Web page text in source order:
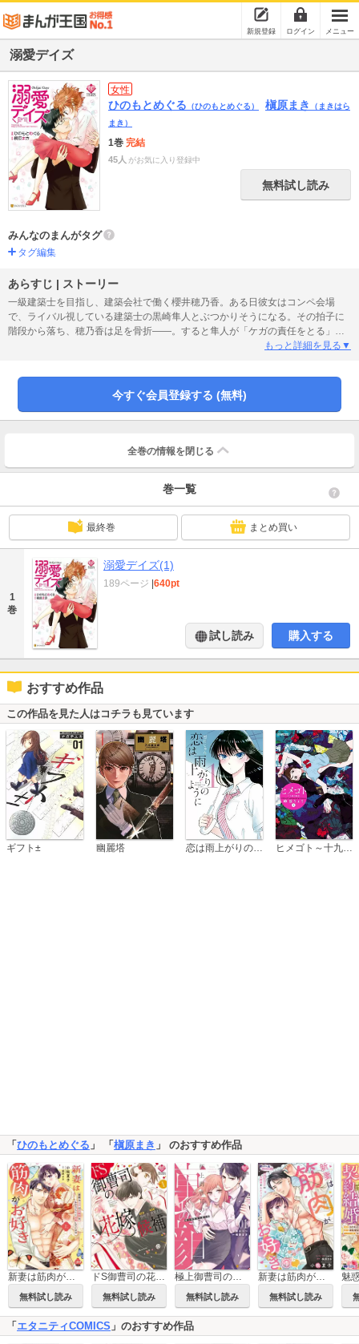
新規登録 ログイン メニュー
溺愛デイズ
女性
ひのもとめぐる （ひのもとめぐる） 槇原まき
（まきはら
まき）
1巻 完結
45人 がお気に入り登録中
無料試し読み
みんなのまんがタグ
タグ編集
あらすじ | ストーリー
一級建築士を目指し、建築会社で働く櫻井穂乃香。ある日彼女はコンペ会場
で、ライバル視している建築士の黒崎隼人とぶつかりそうになる。その拍子に
階段から落ち、穂乃香は足を骨折――。すると隼人が「ケガの責任をとる」と
言い出し、強引に同居を決めてきた！ よくない噂もある隼人に戸惑う穂乃香
もっと詳細を見る▼
今すぐ会員登録する (無料)
全巻の情報を 閉じる
巻一覧
最終巻 まとめ買い
1
巻
溺愛デイズ(1)
189ページ |640pt
試し読み 購入する
おすすめ作品
この作品を見た人はコチラも見ています
ギフト± 幽麗塔 ヒメゴト～十九歳の制服～
「ひのもとめぐる 」 「槇原まき 」 のおすすめ作品
新妻は筋肉がお好き 寡黙なSPはお嬢様をわかりにくく溺愛しています【単行本版】【電子限定ペーパー付】
無料試し読み
ドS御曹司の花嫁候補
無料試し読み
極上御曹司の裏の顔
無料試し読み
新妻は筋肉がお好き 寡黙なSPはお嬢様をわかりにくく溺愛しています
無料試し読み
「 エタニティCOMICS 」のおすすめ作品